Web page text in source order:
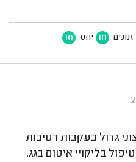
זמנים 10 יחס 10
גדול בעקבות רטיבות
בליקויי איטום בגג.